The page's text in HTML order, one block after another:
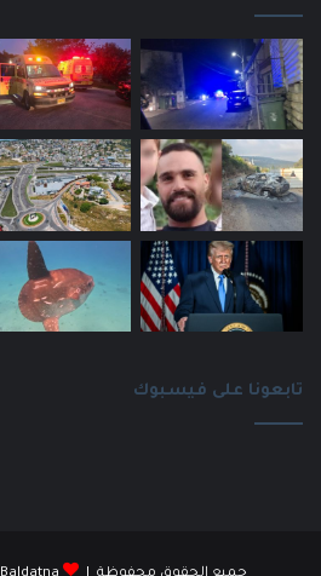
تابعونا على فيسبوك